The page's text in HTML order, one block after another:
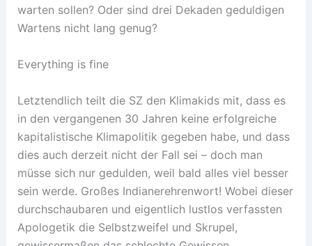
warten sollen? Oder sind drei Dekaden geduldigen
Wartens nicht lang genug?
Everything is fine
Letztendlich teilt die SZ den Klimakids mit, dass es
in den vergangenen 30 Jahren keine erfolgreiche
kapitalistische Klimapolitik gegeben habe, und dass
dies auch derzeit nicht der Fall sei – doch man
müsse sich nur gedulden, weil bald alles viel besser
sein werde. Großes Indianerehrenwort! Wobei dieser
durchschaubaren und eigentlich lustlos verfassten
Apologetik die Selbstzweifel und Skrupel,